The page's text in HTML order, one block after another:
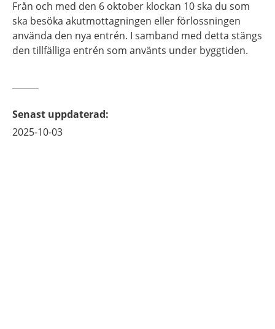
Från och med den 6 oktober klockan 10 ska du som
ska besöka akutmottagningen eller förlossningen
använda den nya entrén. I samband med detta stängs
den tillfälliga entrén som använts under byggtiden.
Senast uppdaterad:
2025-10-03